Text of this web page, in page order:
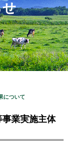
せ
について
業実施主体